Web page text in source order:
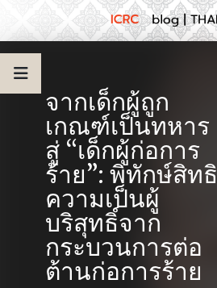
จากเด็กผู้ถูก
เกณฑ์เป็นทหาร
สู่ “เด็กผู้ก่อการ
ร้าย”: พิทักษ์สิทธิ
ความเป็นผู้
บริสุทธิ์จาก
กระบวนการต่อ
ต้านก่อการร้าย